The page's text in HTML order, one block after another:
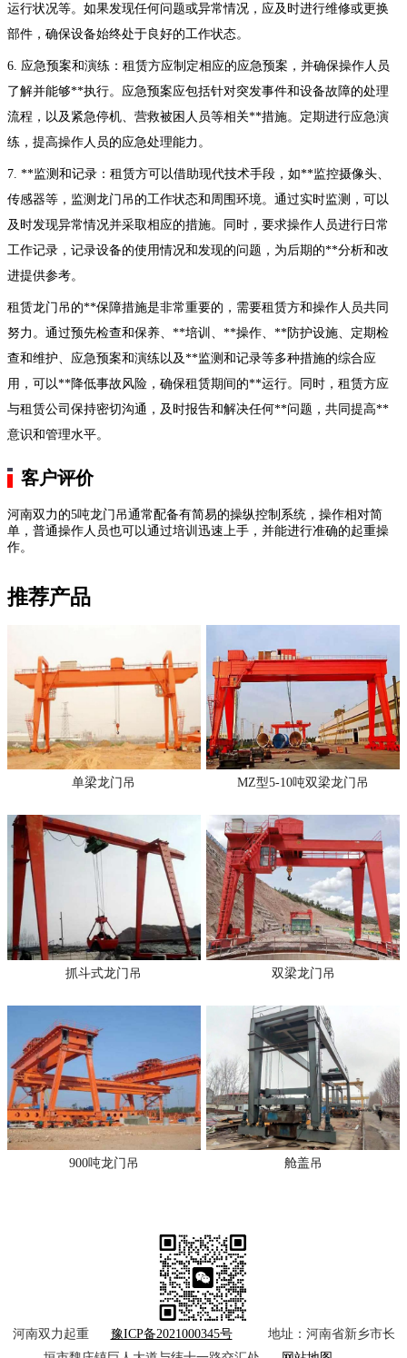
运行状况等。如果发现任何问题或异常情况，应及时进行维修或更换
部件，确保设备始终处于良好的工作状态。
6. 应急预案和演练：租赁方应制定相应的应急预案，并确保操作人员
了解并能够**执行。应急预案应包括针对突发事件和设备故障的处理
流程，以及紧急停机、营救被困人员等相关**措施。定期进行应急演
练，提高操作人员的应急处理能力。
7. **监测和记录：租赁方可以借助现代技术手段，如**监控摄像头、
传感器等，监测龙门吊的工作状态和周围环境。通过实时监测，可以
及时发现异常情况并采取相应的措施。同时，要求操作人员进行日常
工作记录，记录设备的使用情况和发现的问题，为后期的**分析和改
进提供参考。
租赁龙门吊的**保障措施是非常重要的，需要租赁方和操作人员共同
努力。通过预先检查和保养、**培训、**操作、**防护设施、定期检
查和维护、应急预案和演练以及**监测和记录等多种措施的综合应
用，可以**降低事故风险，确保租赁期间的**运行。同时，租赁方应
与租赁公司保持密切沟通，及时报告和解决任何**问题，共同提高**
意识和管理水平。
客户评价
河南双力的5吨龙门吊通常配备有简易的操纵控制系统，操作相对简
单，普通操作人员也可以通过培训迅速上手，并能进行准确的起重操
作。
推荐产品
单梁龙门吊 MZ型5-10吨双梁龙门吊
抓斗式龙门吊 双梁龙门吊
900吨龙门吊 舱盖吊
河南双力起重 豫ICP备2021000345号
地址：河南省新乡市长